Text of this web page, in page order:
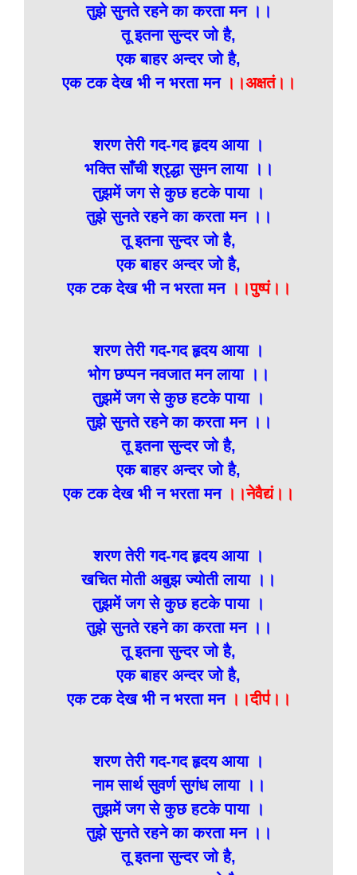
तुझे सुनते रहने का करता मन ।।
तू इतना सुन्दर जो है,
एक बाहर अन्दर जो है,
एक टक देख भी न भरता मन ।।अक्षतं।।
शरण तेरी गद-गद हृदय आया ।
भक्ति साँची श्रृद्धा सुमन लाया ।।
तुझमें जग से कुछ हटके पाया ।
तुझे सुनते रहने का करता मन ।।
तू इतना सुन्दर जो है,
एक बाहर अन्दर जो है,
एक टक देख भी न भरता मन।।पुष्पं।।
शरण तेरी गद-गद हृदय आया ।
भोग छप्पन नवजात मन लाया ।।
तुझमें जग से कुछ हटके पाया ।
तुझे सुनते रहने का करता मन ।।
तू इतना सुन्दर जो है,
एक बाहर अन्दर जो है,
एक टक देख भी न भरता मन।।नेवैद्यं।।
शरण तेरी गद-गद हृदय आया ।
खचित मोती अबुझ ज्योती लाया ।।
तुझमें जग से कुछ हटके पाया ।
तुझे सुनते रहने का करता मन ।।
तू इतना सुन्दर जो है,
एक बाहर अन्दर जो है,
एक टक देख भी न भरता मन ।।दीप॑।।
शरण तेरी गद-गद हृदय आया ।
नाम सार्थ सुवर्ण सुगंध लाया ।।
तुझमें जग से कुछ हटके पाया ।
तुझे सुनते रहने का करता मन ।।
तू इतना सुन्दर जो है,